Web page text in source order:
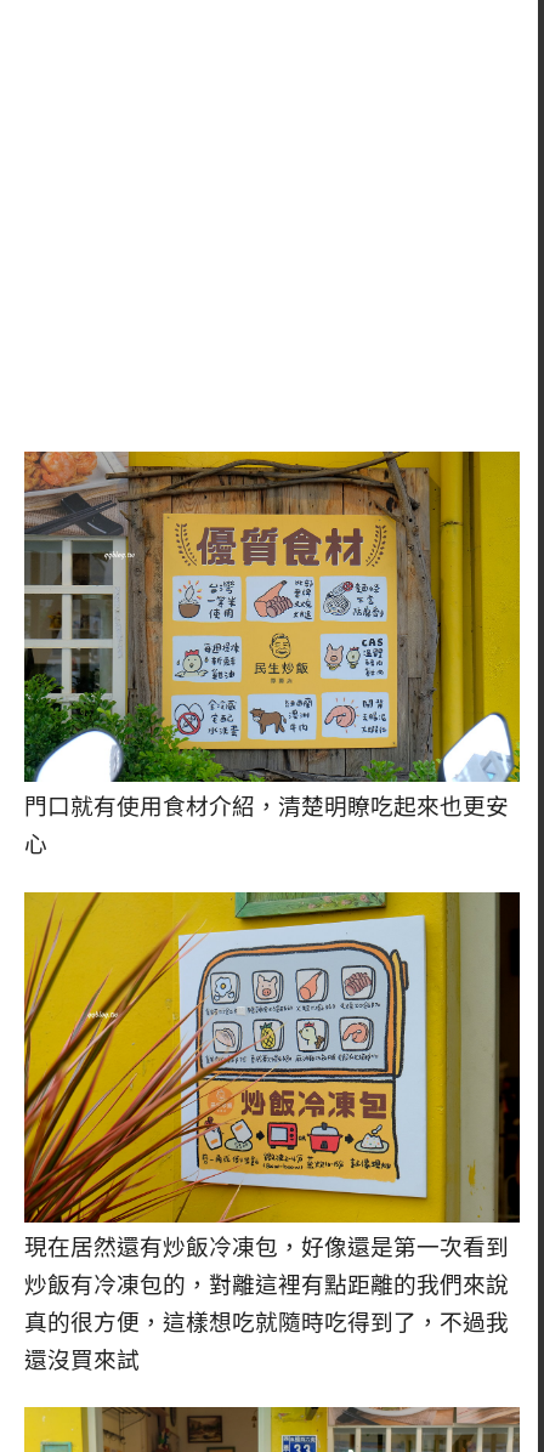
門口就有使用食材介紹，清楚明瞭吃起來也更安
心
現在居然還有炒飯冷凍包，好像還是第一次看到
炒飯有冷凍包的，對離這裡有點距離的我們來說
真的很方便，這樣想吃就隨時吃得到了，不過我
還沒買來試